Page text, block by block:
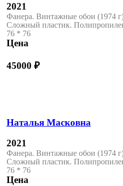
2021
Фанера. Винтажные обои (1974
Сложный пластик.
76 * 76
Цена
45000 ₽
Наталья Масковна
2021
Фанера. Винтажные обои (1974
Сложный пластик.
76 * 76
Цена